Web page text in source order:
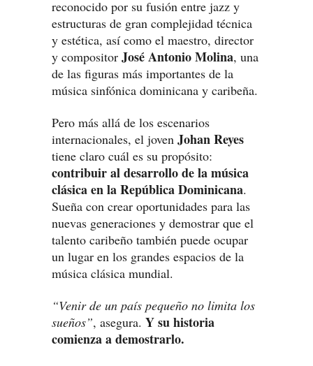
reconocido por su fusión entre jazz y
estructuras de gran complejidad técnica
y estética, así como el maestro, director
y compositor José Antonio Molina, una
de las figuras más importantes de la
música sinfónica dominicana y caribeña.
Pero más allá de los escenarios
internacionales, el joven Johan Reyes
tiene claro cuál es su propósito:
contribuir al desarrollo de la música
clásica en la República Dominicana.
Sueña con crear oportunidades para las
nuevas generaciones y demostrar que el
talento caribeño también puede ocupar
un lugar en los grandes espacios de la
música clásica mundial.
“Venir de un país pequeño no limita los
sueños”, asegura. Y su historia
comienza a demostrarlo.